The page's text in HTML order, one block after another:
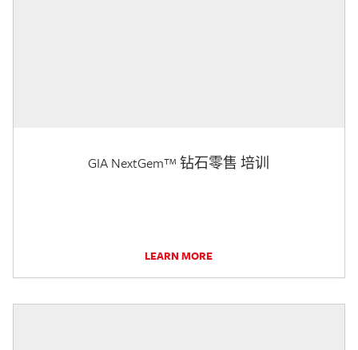
GIA NextGem™ 钻石零售 培训
LEARN MORE